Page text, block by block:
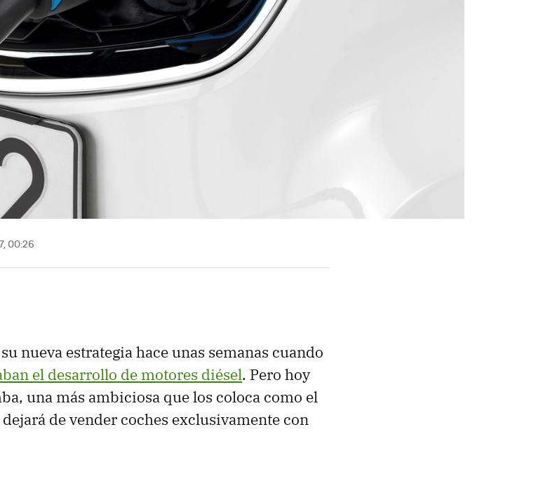
00:26
nueva estrategia hace unas semanas cuando
el desarrollo de motores diésel. Pero hoy
una más ambiciosa que los coloca como el
de vender coches exclusivamente con